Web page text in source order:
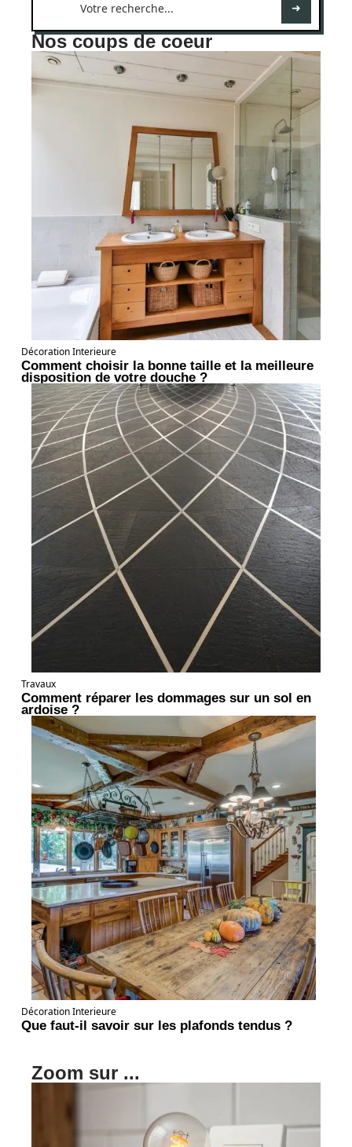
Nos coups de coeur
Décoration Interieure
Comment choisir la bonne taille et la meilleure
disposition de votre douche ?
Travaux
Comment réparer les dommages sur un sol en
ardoise ?
Décoration Interieure
Que faut-il savoir sur les plafonds tendus ?
Zoom sur ...